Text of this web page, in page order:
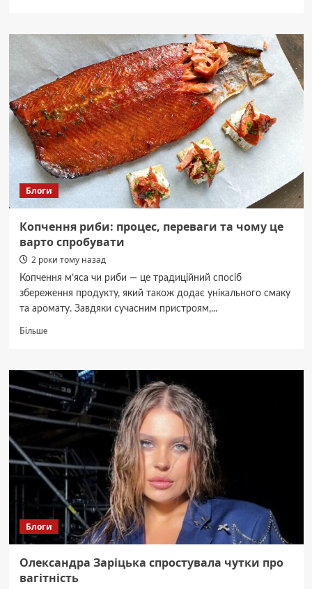
знайти
репетитора
для
підготовки
до
ЗНО/
НМТ
Блоги
Копчення риби: процес, переваги та чому це
варто спробувати
2 роки тому назад
Копчення м’яса чи риби — це традиційний спосіб
збереження продукту, який також додає унікального смаку
та аромату. Завдяки сучасним пристроям,...
БільшеДокладніше
риби:
процес,
переваги
та
чому
варто
спробувати
Блоги
Олександра Заріцька спростувала чутки про
вагітність